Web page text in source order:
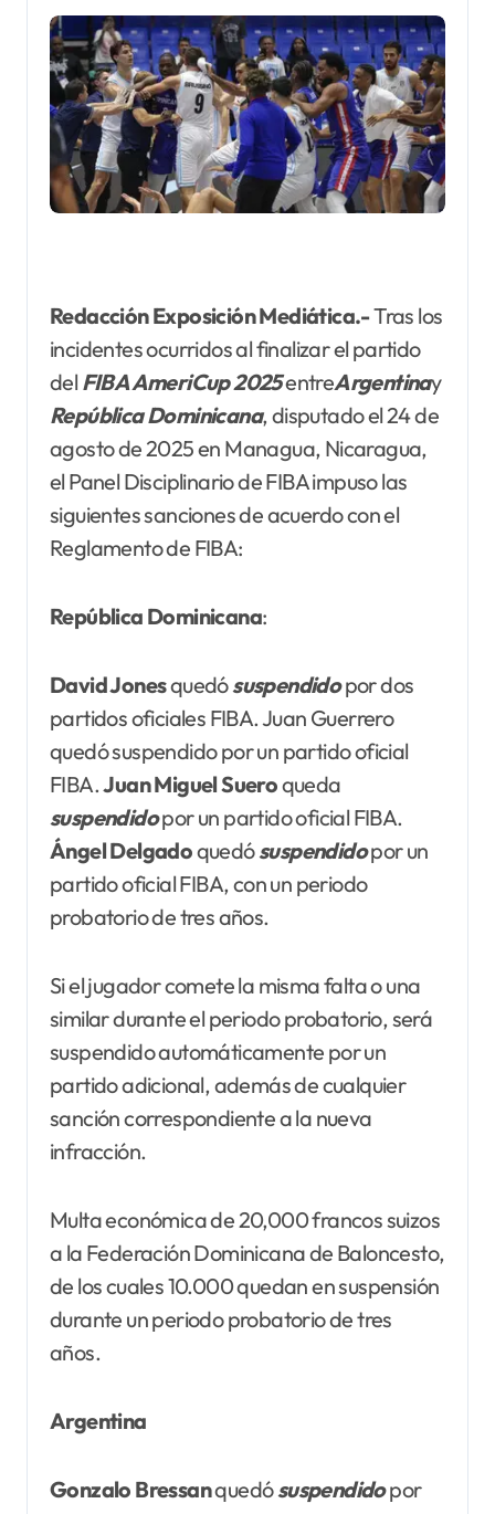
Redacción Exposición Mediática.-Tras los
incidentes ocurridos al finalizar el partido
del FIBAAmeriCup 2025entreArgentinay
República Dominicana, disputado el 24 de
agosto de 2025 en Managua, Nicaragua,
el Panel Disciplinario de FIBA impuso las
siguientes sanciones de acuerdo con el
Reglamento de FIBA:
República Dominicana:
David Jonesquedósuspendidopor dos
partidos oficiales FIBA. Juan Guerrero
quedó suspendido por un partido oficial
FIBA.Juan Miguel Sueroqueda
suspendidopor un partido oficial FIBA.
Ángel Delgadoquedósuspendidopor un
partido oficial FIBA, con un periodo
probatorio de tres años.
Si el jugador comete la misma falta o una
similar durante el periodo probatorio, será
suspendido automáticamente por un
partido adicional, además de cualquier
sanción correspondiente a la nueva
infracción.
Multa económica de 20,000 francos suizos
a la Federación Dominicana de Baloncesto,
de los cuales 10.000 quedan en suspensión
durante un periodo probatorio de tres
años.
Argentina
Gonzalo Bressanquedósuspendidopor